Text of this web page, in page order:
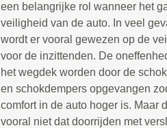
een belangrijke rol wanneer het
veiligheid van de auto. In veel
wordt er vooral gewezen op de
voor de inzittenden. De
het wegdek worden door de
en schokdempers opgevangen
comfort in de auto hoger is. Maar
vooral niet dat doorrijden met